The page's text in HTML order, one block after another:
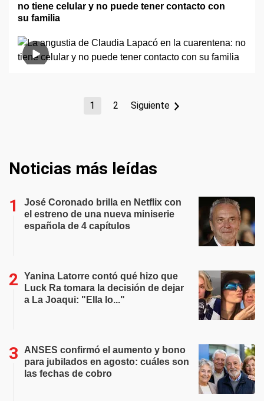
no tiene celular y no puede tener contacto con
su familia
1 2 Siguiente
Noticias más leídas
José Coronado brilla en Netflix con
el estreno de una nueva miniserie
española de 4 capítulos
Yanina Latorre contó qué hizo que
Luck Ra tomara la decisión de dejar
a La Joaqui: "Ella lo..."
ANSES confirmó el aumento y bono
para jubilados en agosto: cuáles son
las fechas de cobro